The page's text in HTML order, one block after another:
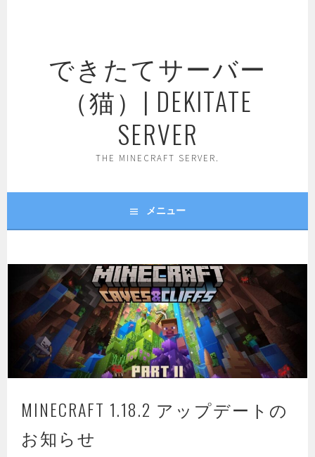
できたてサーバー
（猫）| DEKITATE
SERVER
THE MINECRAFT SERVER.
メニュー
MINECRAFT 1.18.2 アップデートの
お知らせ